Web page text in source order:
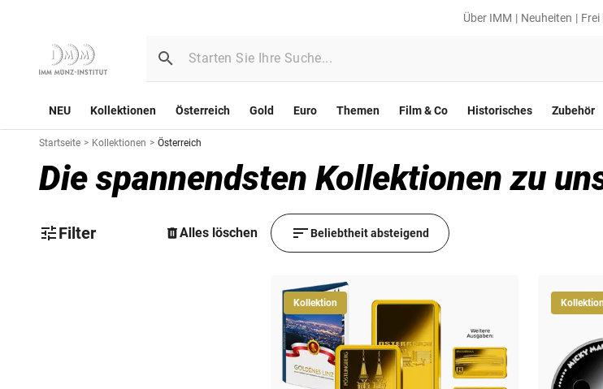
Über IMM Neuheiten Frei
NEU Kollektionen Österreich Gold Euro Themen Film & Co Historisches Zubehör
Startseite > Kollektionen > Österreich
Die spannendsten Kollektionen zu
Filter Alles löschen Beliebtheit absteigend
Kollektion Kollektion